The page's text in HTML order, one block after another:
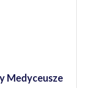
Medyceusze